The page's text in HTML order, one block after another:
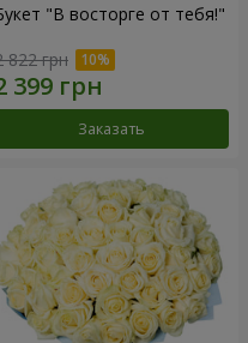
"В восторге от тебя!"
822 грн
Заказать